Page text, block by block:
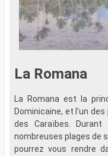
La Romana
La Romana est la
Dominicaine, et l'un
des Caraïbes.
nombreuses plages de
pourrez vous rendre